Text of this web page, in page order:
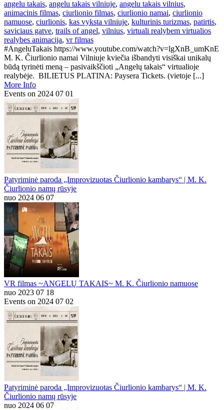
angelu takais, angelu takais vilniuje, angelu takais vilnius,
animacinis filmas, ciurlionio filmas, ciurlionio namai, ciurlionio
namuose, ciurlionis, kas vyksta vilniuje, kulturinis turizmas, patirtis,
saviciaus gatve, trails of angel, vilnius, virtuali realybem virtualios
realybes animacija, vr filmas
#AngeluTakais https://www.youtube.com/watch?v=lgXnB_umKnE
M. K. Čiurlionio namai Vilniuje kviečia išbandyti visiškai unikalų
būdą tyrinėti meną – pasivaikščioti „Angelų takais“ virtualioje
realybėje. BILIETUS PLATINA: Paysera Tickets. (vietoje [...]
More Info
Events on 2024 07 01
Patyriminė paroda „Improvizuotas Čiurlionio kambarys“ | M. K.
Čiurlionio namų rūsyje
nuo 2024 06 07
VR filmas ~ANGELŲ TAKAIS~ M. K. Čiurlionio namuose
nuo 2023 07 18
Events on 2024 07 02
Patyriminė paroda „Improvizuotas Čiurlionio kambarys“ | M. K.
Čiurlionio namų rūsyje
nuo 2024 06 07